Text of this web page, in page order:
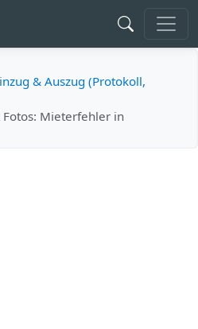
& Auszug (Protokoll,
Mieterfehler in